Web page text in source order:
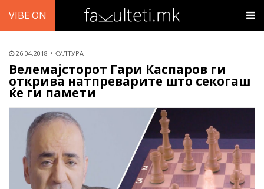
VIBE ON
26.04.2018 КУЛТУРА
Велемајсторот Гари Каспаров ги
открива натпреварите што секогаш
ќе ги памети